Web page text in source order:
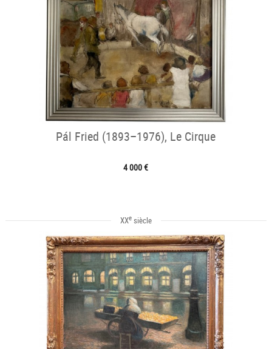
Pál Fried (1893–1976), Le Cirque
4 000 €
XXesiècle